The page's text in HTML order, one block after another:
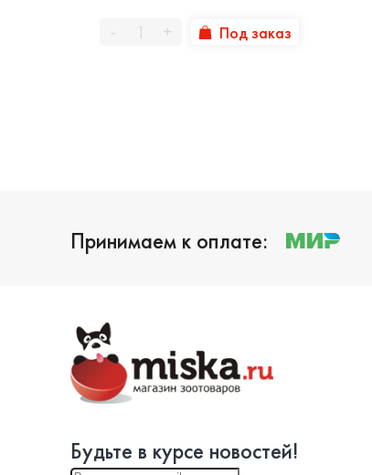
- + Под заказ
Принимаем к оплате:
Будьте в курсе новостей!